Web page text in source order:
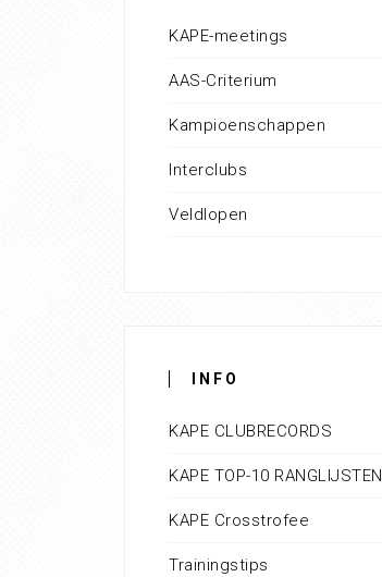
KAPE-meetings
AAS-Criterium
Kampioenschappen
Interclubs
Veldlopen
INFO
KAPE CLUBRECORDS
KAPE TOP-10 RANGLIJSTEN
KAPE Crosstrofee
Trainingstips